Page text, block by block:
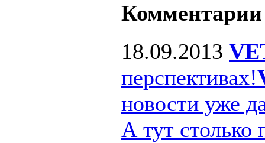
Комментарии
18.09.2013
перспективах!
новости уже
А тут